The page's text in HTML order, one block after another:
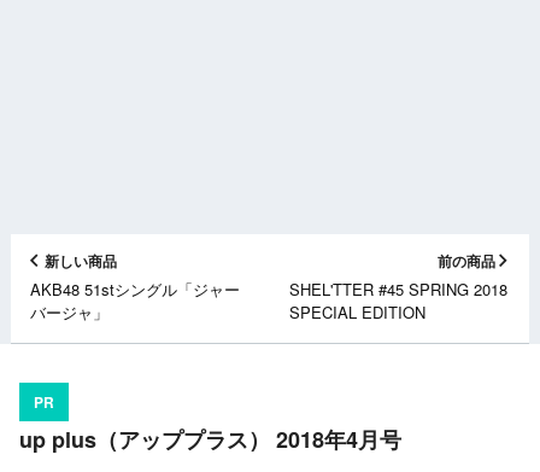
新しい商品
AKB48 51stシングル「ジャー
バージャ」
前の商品
SHEL'TTER #45 SPRING 2018
SPECIAL EDITION
PR
up plus（アッププラス） 2018年4月号